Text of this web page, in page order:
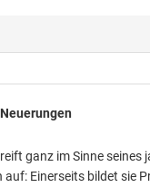
ganz im Sinne
Einerseits bildet sie